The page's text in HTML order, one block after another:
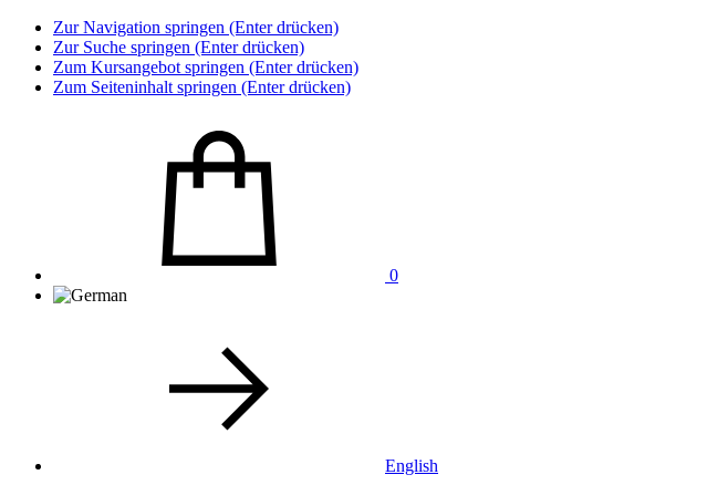
Zur Navigation springen (Enter drücken)
Zur Suche springen (Enter drücken)
Zum Kursangebot springen (Enter drücken)
Zum Seiteninhalt springen (Enter drücken)
0
English